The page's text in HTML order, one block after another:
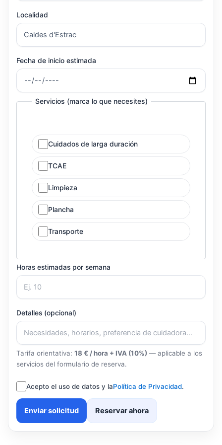
Localidad
Fecha de inicio estimada
Servicios (marca lo que necesites)
Cuidados de larga duración
TCAE
Limpieza
Plancha
Transporte
Horas estimadas por semana
Detalles (opcional)
Tarifa orientativa: 18 € / hora + IVA (10%) — aplicable a los
servicios del formulario de reserva.
Acepto el uso de datos y laPolítica de Privacidad.
Enviar solicitud Reservar ahora